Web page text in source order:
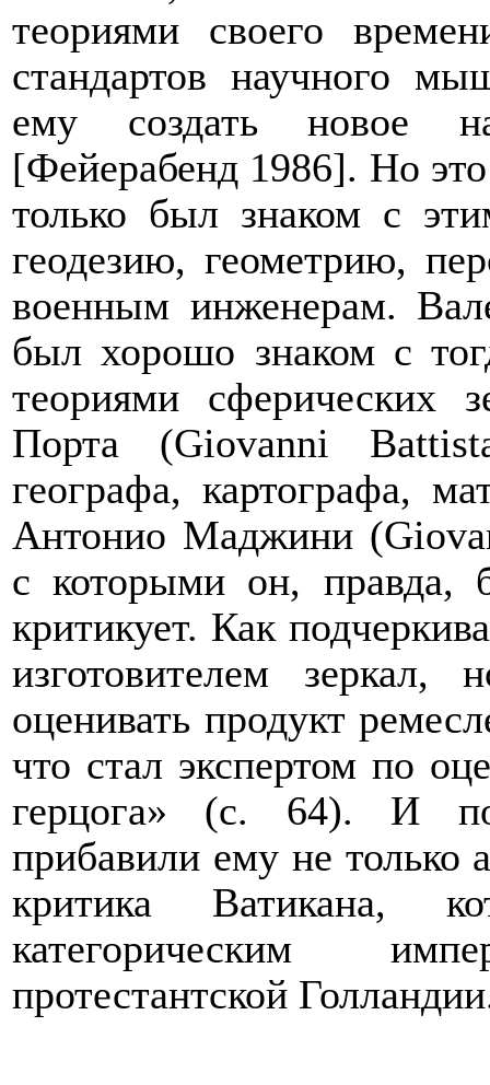
теориями своего
стандартов научного
ему создать новое
[Фейерабенд 1986]. Но
только был знаком с
геодезию, геометрию,
военным инженерам.
был хорошо знаком с
теориями сферических
Порта (Giovanni
географа, картографа,
Антонио Маджини (
с которыми он, правда,
критикует. Как
изготовителем
оценивать продукт
что стал экспертом по
герцога» (с. 64). И
прибавили ему не только
критика Ватикана,
категорическим
протестантской